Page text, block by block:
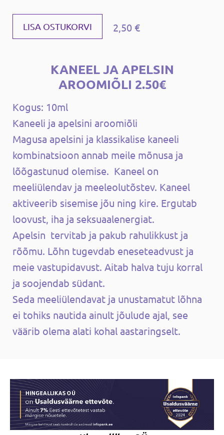
LISA OSTUKORVI 2,50 €
KANEEL JA APELSIN
AROOMIÕLI 2.50€
Kogus: 10ml
Kaneeli ja apelsini aroomiõli
Magusa apelsini ja klassikalise kaneeli
kombinatsioon annab meile mõnusa ja
lõõgastunud olemise. Kaneel on
meeliülendav ja meeleolutõstev. Kaneel
aktiveerib sisemise jõu ning kire. Ergutab
loovust, iha ja seksuaalenergiat.
Apelsin tervitab ja pakub rahulikkust ja
rõõmu. Lõhn tugevdab eneseteadvust ja
meie vastupidavust. Aitab halva tuju korral
ja soojendab südant.
Seda meeliülendavat ja unustamatut lõhna
ei tohiks nautida ainult jõulude ajal, see
väärib olema alati kohal aastaringselt.